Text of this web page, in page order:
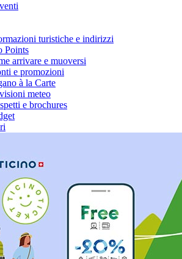
turistiche e indirizzi
Points
arrivare e muoversi
e promozioni
à la Carte
meteo
e brochures